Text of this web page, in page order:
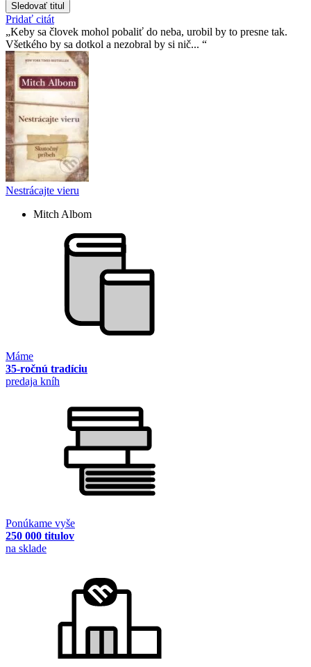
Sledovať titul
Pridať citát
Keby sa človek mohol pobaliť do neba, urobil by to presne tak.
Všetkého by sa dotkol a nezobral by si nič...
Nestrácajte vieru
Mitch Albom
Máme
35-ročnú tradíciu
predaja kníh
Ponúkame vyše
250 000 titulov
na sklade